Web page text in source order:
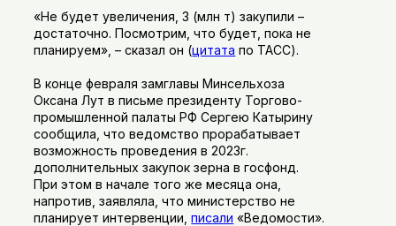
«Не будет увеличения, 3 (млн т) закупили –
достаточно. Посмотрим, что будет, пока не
планируем», – сказал он (цитата по ТАСС).
В конце февраля замглавы Минсельхоза
Оксана Лут в письме президенту Торгово-
промышленной палаты РФ Сергею Катырину
сообщила, что ведомство прорабатывает
возможность проведения в 2023г.
дополнительных закупок зерна в госфонд.
При этом в начале того же месяца она,
напротив, заявляла, что министерство не
планирует интервенции,писали «Ведомости».